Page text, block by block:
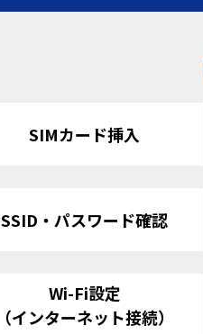
SIMカード挿入
SSID・パスワード確認
Wi-Fi設定
（インターネット接続）